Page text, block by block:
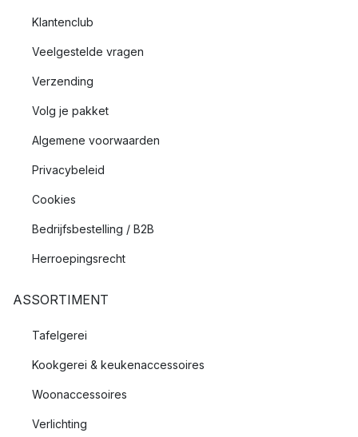
Klantenclub
Veelgestelde vragen
Verzending
Volg je pakket
Algemene voorwaarden
Privacybeleid
Cookies
Bedrijfsbestelling / B2B
Herroepingsrecht
ASSORTIMENT
Tafelgerei
Kookgerei & keukenaccessoires
Woonaccessoires
Verlichting